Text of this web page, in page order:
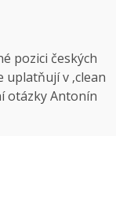
pozici českých
v ‚clean
otázky Antonín